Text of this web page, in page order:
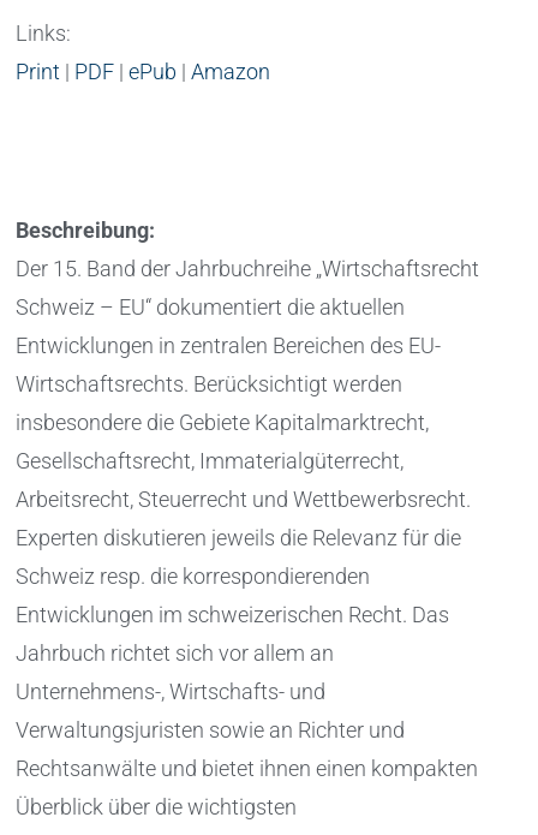
Links:
Print | PDF |ePub |Amazon
Beschreibung:
Der 15. Band der Jahrbuchreihe „Wirtschaftsrecht
Schweiz – EU“ dokumentiert die aktuellen
Entwicklungen in zentralen Bereichen des EU-
Wirtschaftsrechts. Berücksichtigt werden
insbesondere die Gebiete Kapitalmarktrecht,
Gesellschaftsrecht, Immaterialgüterrecht,
Arbeitsrecht, Steuerrecht und Wettbewerbsrecht.
Experten diskutieren jeweils die Relevanz für die
Schweiz resp. die korrespondierenden
Entwicklungen im schweizerischen Recht. Das
Jahrbuch richtet sich vor allem an
Unternehmens-, Wirtschafts- und
Verwaltungsjuristen sowie an Richter und
Rechtsanwälte und bietet ihnen einen kompakten
Überblick über die wichtigsten